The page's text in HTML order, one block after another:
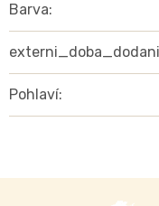
Barva:
externi_doba_dodani
Pohlaví: